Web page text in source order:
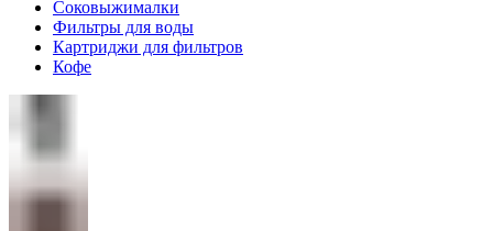
Соковыжималки
Фильтры для воды
Картриджи для фильтров
Кофе